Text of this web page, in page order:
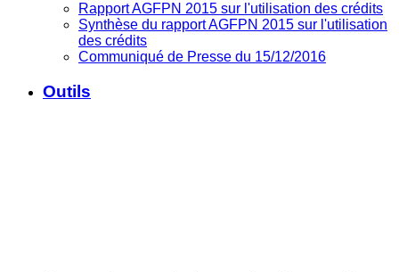
Rapport AGFPN 2015 sur l'utilisation des crédits
Synthèse du rapport AGFPN 2015 sur l'utilisation
des crédits
Communiqué de Presse du 15/12/2016
Outils